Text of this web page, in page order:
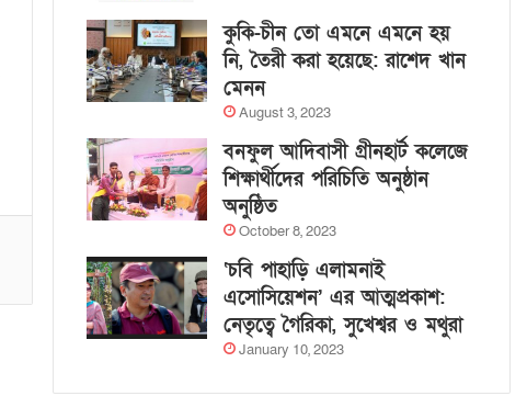
কুকি-চীন তো এমনে এমনে হয়
নি, তৈরী করা হয়েছে: রাশেদ খান
মেনন
August 3, 2023
বনফুল আদিবাসী গ্রীনহার্ট কলেজে
শিক্ষার্থীদের পরিচিতি অনুষ্ঠান
অনুষ্ঠিত
October 8, 2023
‘চবি পাহাড়ি এলামনাই
এসোসিয়েশন’ এর আত্মপ্রকাশ:
নেতৃত্বে গৈরিকা, সুখেশ্বর ও মথুরা
January 10, 2023